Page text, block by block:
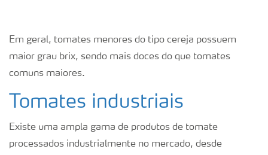
Em geral, tomates menores do tipo cereja possuem
maior grau brix, sendo mais doces do que tomates
comuns maiores.
Tomates industriais
Existe uma ampla gama de produtos de tomate
processados industrialmente no mercado, desde